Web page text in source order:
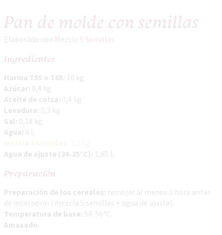
Pan de molde con semillas
Elaborado con Mezcla 5 Semillas
Ingredientes
Harina T55 o T65: 10 kg
Azúcar: 0,4 kg
Aceite de colza: 0,4 kg
Levadura: 0,3 kg
Sal: 0,18 kg
Agua: 6 L
Agua de ajuste (24-25°C): 1,65 L
Preparación
Preparación de los cereales: remojar al menos 1 hora antes
de incorporar (mezcla 5 semillas + agua de ajuste).
Temperatura de base: 54-56°C.
Amasado: